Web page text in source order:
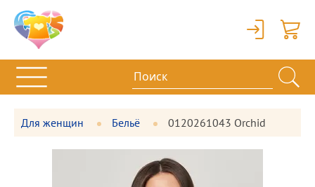
Вход
Для женщин Бельё 0120261043 Orchid
Фотографии
товара
Большая